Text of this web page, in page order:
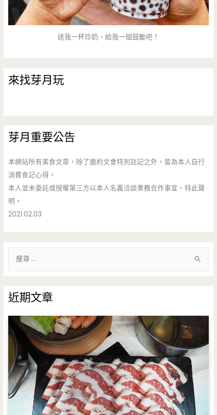
送我一杯珍奶，給我一個鼓勵吧！
來找芽月玩
芽月重要公告
本網站所有美食文章，除了邀約文會特別註記之外，皆為本人自行
消費食記心得。
本人並未委託或授權第三方以本人名義洽談業務合作事宜，特此聲
明。
2021.02.03
鍵
字
:
近期文章